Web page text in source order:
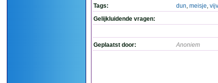
Tags:
dun, meisje,
Gelijkluidende vragen:
Geplaatst door: Anoniem